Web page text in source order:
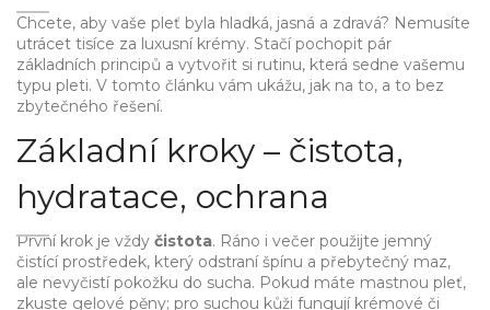
Chcete, aby vaše pleť byla hladká, jasná a zdravá? Nemusíte
utrácet tisíce za luxusní krémy. Stačí pochopit pár
základních principů a vytvořit si rutinu, která sedne vašemu
typu pleti. V tomto článku vám ukážu, jak na to, a to bez
zbytečného řešení.
Základní kroky – čistota,
hydratace, ochrana
První krok je vždy čistota. Ráno i večer použijte jemný
čistící prostředek, který odstraní špínu a přebytečný maz,
ale nevyčistí pokožku do sucha. Pokud máte mastnou pleť,
zkuste gelové pěny; pro suchou kůži fungují krémové či